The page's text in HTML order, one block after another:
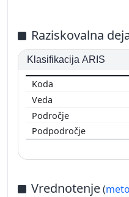
Raziskovalna
Klasifikacija ARIS
Vrednotenje(